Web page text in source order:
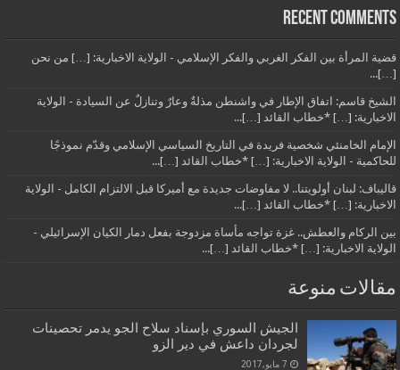
Recent Comments
قضية المرأة بين الفكر الغربي والفكر الإسلامي - الولاية الاخبارية: […] من نحن
[…]...
الشيخ قاسم: اتفاق الإطار في واشنطن مذلةٌ وعارٌ وتنازلٌ عن السيادة - الولاية
الاخبارية: […] *خطاب القائد […]...
الإمام الخامنئي شخصية فريدة في التاريخ السياسي الإسلامي وقدّم نموذجًا
للحاكمية - الولاية الاخبارية: […] *خطاب القائد […]...
قاليباف: لبنان أولويتنا.. لا مفاوضات جديدة مع أميركا قبل الالتزام الكامل - الولاية
الاخبارية: […] *خطاب القائد […]...
بين الركام والعطش.. غزة تواجه مأساة مزدوجة بفعل دمار الكيان الإسرائيلي -
الولاية الاخبارية: […] *خطاب القائد […]...
مقالات منوعة
الجيش السوري بإسناد سلاح الجو يدمر تحصينات
لجردان داعش في دير الزو
7 مايو,2017